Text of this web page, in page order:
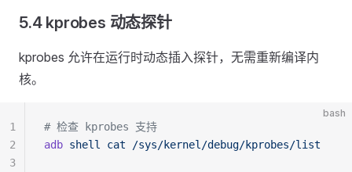
5.4 kprobes 动态探针
kprobes 允许在运行时动态插入探针，无需重新编译内
核。
bash
# 检查 kprobes 支持
adb shell cat /sys/kernel/debug/kprobes/list
1
2
3